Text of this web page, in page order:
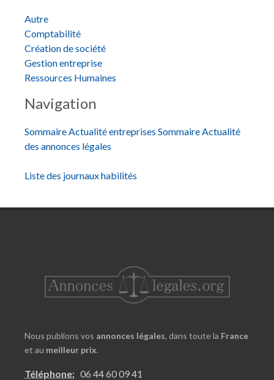
Autre
Comptabilité
Création de société
Gestion entreprise
Ressources Humaines
Navigation
Sommaire Actualité entreprises Sommaire Actualité
des annonces légales
Liste des journaux habilités
Nous publions vos annonces légales, dans toute la France
et au meilleur prix.
Téléphone: 06 44 60 09 41